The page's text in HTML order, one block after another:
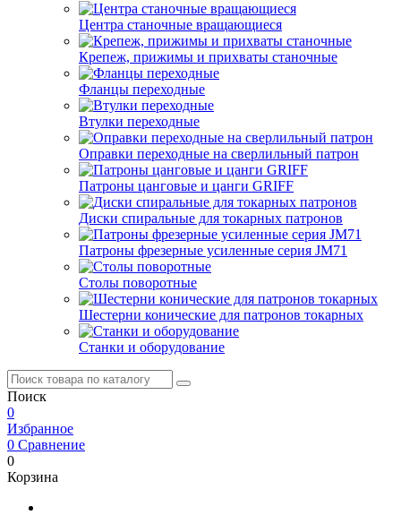
Центра станочные вращающиеся
Крепеж, прижимы и прихваты станочные
Фланцы переходные
Втулки переходные
Оправки переходные на сверлильный патрон
Патроны цанговые и цанги GRIFF
Диски спиральные для токарных патронов
Патроны фрезерные усиленные серия JM71
Столы поворотные
Шестерни конические для патронов токарных
Станки и оборудование
Поиск
0
Избранное
0 Сравнение
0
Корзина